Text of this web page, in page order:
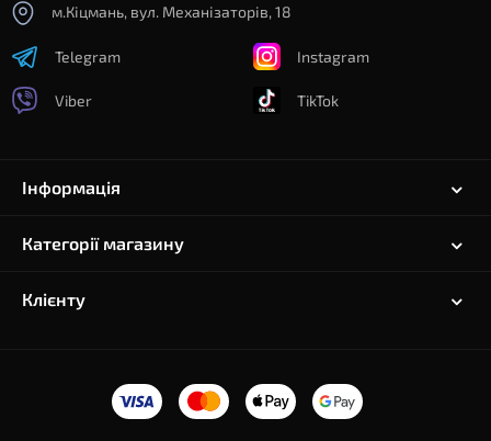
м.Кіцмань, вул. Механізаторів, 18
Telegram
Viber
Instagram
TikTok
Інформація
Категорії магазину
Клієнту